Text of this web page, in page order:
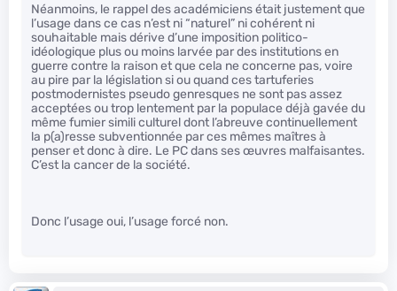
Néanmoins, le rappel des académiciens était justement que
l’usage dans ce cas n’est ni “naturel” ni cohérent ni
souhaitable mais dérive d’une imposition politico-
idéologique plus ou moins larvée par des institutions en
guerre contre la raison et que cela ne concerne pas, voire
au pire par la législation si ou quand ces tartuferies
postmodernistes pseudo genresques ne sont pas assez
acceptées ou trop lentement par la populace déjà gavée du
même fumier simili culturel dont l’abreuve continuellement
la p(a)resse subventionnée par ces mêmes maîtres à
penser et donc à dire. Le PC dans ses œuvres malfaisantes.
C’est la cancer de la société.
Donc l’usage oui, l’usage forcé non.